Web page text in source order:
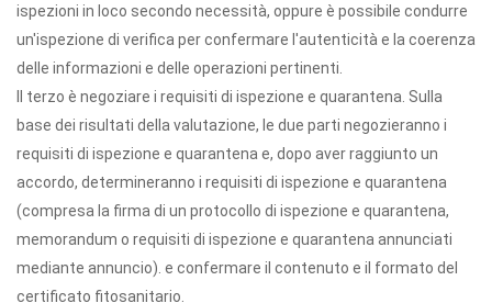
ispezioni in loco secondo necessità, oppure è possibile condurre
un'ispezione di verifica per confermare l'autenticità e la coerenza
delle informazioni e delle operazioni pertinenti.
Il terzo è negoziare i requisiti di ispezione e quarantena. Sulla
base dei risultati della valutazione, le due parti negozieranno i
requisiti di ispezione e quarantena e, dopo aver raggiunto un
accordo, determineranno i requisiti di ispezione e quarantena
(compresa la firma di un protocollo di ispezione e quarantena,
memorandum o requisiti di ispezione e quarantena annunciati
mediante annuncio). e confermare il contenuto e il formato del
certificato fitosanitario.